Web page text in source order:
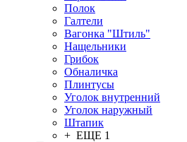
Полок
Галтели
Вагонка "Штиль"
Нащельники
Грибок
Обналичка
Плинтусы
Уголок внутренний
Уголок наружный
Штапик
+ ЕЩЕ 1